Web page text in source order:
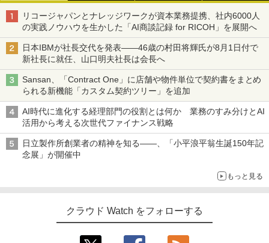
リコージャパンとナレッジワークが資本業務提携、社内6000人
の実践ノウハウを生かした「AI商談記録 for RICOH」を展開へ
日本IBMが社長交代を発表――46歳の村田将輝氏が8月1日付で
新社長に就任、山口明夫社長は会長へ
Sansan、「Contract One」に店舗や物件単位で契約書をまとめ
られる新機能「カスタム契約ツリー」を追加
AI時代に進化する経理部門の役割とは何か 業務のすみ分けとAI
活用から考える次世代ファイナンス戦略
日立製作所創業者の精神を知る――、「小平浪平翁生誕150年記
念展」が開催中
もっと見る
クラウド Watch をフォローする